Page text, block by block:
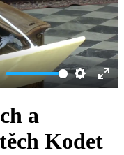
Settings
a
Kodet